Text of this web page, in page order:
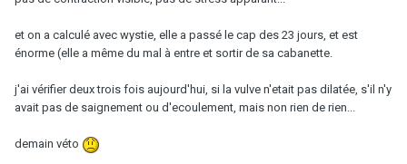
et on a calculé avec wystie, elle a passé le cap des 23 jours, et est
énorme (elle a même du mal à entre et sortir de sa cabanette.
j'ai vérifier deux trois fois aujourd'hui, si la vulve n'etait pas dilatée, s'il n'y
avait pas de saignement ou d'ecoulement, mais non rien de rien...
demain véto